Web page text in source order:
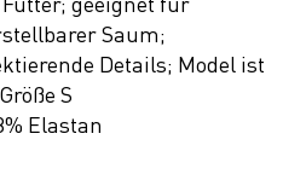
Saum;
Details; Model ist
S
Elastan